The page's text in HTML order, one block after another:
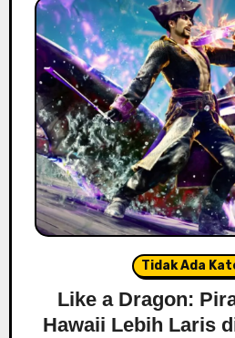
Tidak Ada
Like a Dragon:
Hawaii Lebih Laris